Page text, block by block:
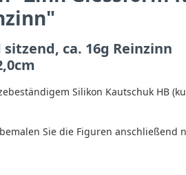
ca. 16g Reinzinn
Silikon Kautschuk HB
Sie die Figuren anschließend